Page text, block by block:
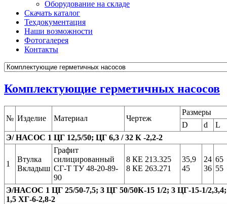
Оборудование на складе
Скачать каталог
Техдокументация
Наши возможности
Фотогалерея
Контакты
Комплектующие герметичных насосов
№ Изделие Материал Чертеж
Размеры
D
d
L
Э/ НАСОС 1 ЦГ 12,5/50; ЦГ 6,3 / 32 К -2,2-2
1
Втулка
Вкладыш
Графит
силицированный
СГ-Т ТУ 48-20-89-
90
8 КЕ 213.325
8 КЕ 263.271
35,9
45
24
36
65
55
Э/НАСОС 1 ЦГ 25/50-7,5; 3 ЦГ 50/50К-15 1/2; 3 ЦГ-15-1/2,3,4;
1,5 ХГ-6-2,8-2